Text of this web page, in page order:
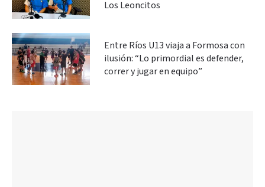
Los Leoncitos
Entre Ríos U13 viaja a Formosa con
ilusión: “Lo primordial es defender,
correr y jugar en equipo”